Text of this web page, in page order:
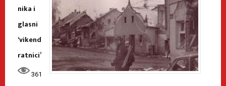
nika i
glasni
‘vikend
ratnici’
361